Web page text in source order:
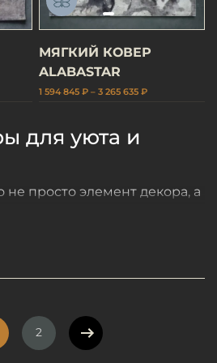
МЯГКИЙ КОВЕР
ALABASTAR
1 594 845 ₽ – 3 265 635 ₽
для уюта и
просто элемент декора, а
разнообразие
создавать уникальные
варианты под любой
задачи. Ковры не
но и создают уют.
2